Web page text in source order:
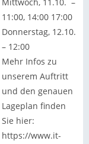
11:00, 14:00 17:00
Donnerstag, 12.10.
– 12:00
Mehr Infos zu
unserem Auftritt
und den genauen
Lageplan finden
Sie hier:
https://www.it-